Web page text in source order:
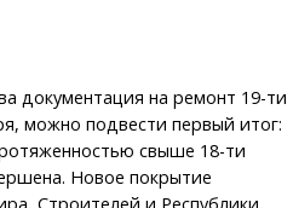
документация на ремонт 19-ти
можно подвести первый итог:
свыше 18-ти
Новое покрытие